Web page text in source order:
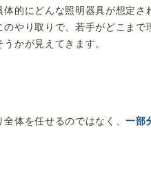
的にどんな照明器具が想定さ
やり取りで、若手がどこまで
かが見えてきます。
体を任せるのではなく、一部